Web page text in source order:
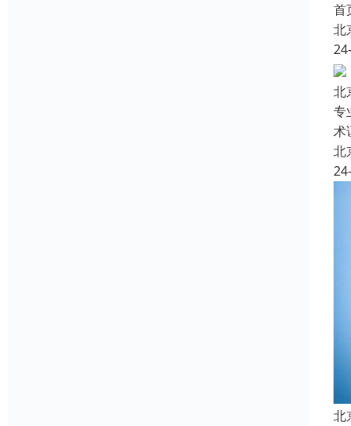
首
北
北
专
术
北
北